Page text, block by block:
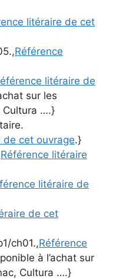
litéraire de cet
Référence
litéraire de
sur les
Cultura ….}
de cet ouvrage.}
Référence litéraire
litéraire de
de cet
ch01.,Référence
à l’achat sur
Cultura ….}